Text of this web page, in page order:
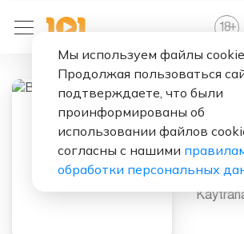
18+
Мы используем файлы
Продолжая пользоваться
подтверждаете, что были
проинформированы об
использовании файлов
согласны с нашими
обработки персональных